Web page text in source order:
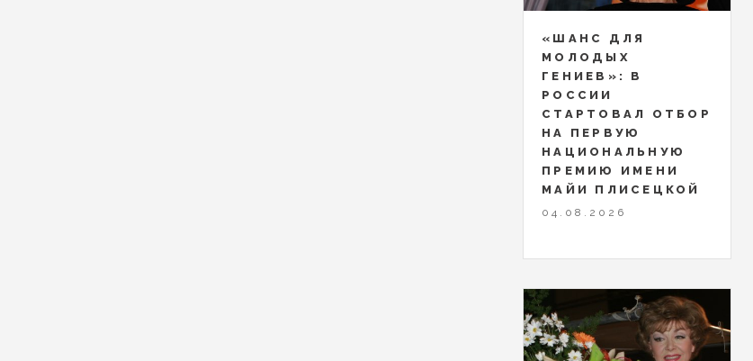
«ШАНС ДЛЯ
МОЛОДЫХ
ГЕНИЕВ»: В
РОССИИ
СТАРТОВАЛ ОТБОР
НА ПЕРВУЮ
НАЦИОНАЛЬНУЮ
ПРЕМИЮ ИМЕНИ
МАЙИ ПЛИСЕЦКОЙ
04.08.2026